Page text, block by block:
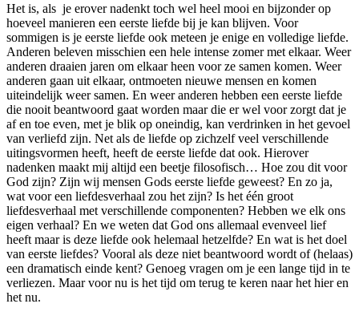
Het is, als je erover nadenkt toch wel heel mooi en bijzonder op
hoeveel manieren een eerste liefde bij je kan blijven. Voor
sommigen is je eerste liefde ook meteen je enige en volledige liefde.
Anderen beleven misschien een hele intense zomer met elkaar. Weer
anderen draaien jaren om elkaar heen voor ze samen komen. Weer
anderen gaan uit elkaar, ontmoeten nieuwe mensen en komen
uiteindelijk weer samen. En weer anderen hebben een eerste liefde
die nooit beantwoord gaat worden maar die er wel voor zorgt dat je
af en toe even, met je blik op oneindig, kan verdrinken in het gevoel
van verliefd zijn. Net als de liefde op zichzelf veel verschillende
uitingsvormen heeft, heeft de eerste liefde dat ook. Hierover
nadenken maakt mij altijd een beetje filosofisch… Hoe zou dit voor
God zijn? Zijn wij mensen Gods eerste liefde geweest? En zo ja,
wat voor een liefdesverhaal zou het zijn? Is het één groot
liefdesverhaal met verschillende componenten? Hebben we elk ons
eigen verhaal? En we weten dat God ons allemaal evenveel lief
heeft maar is deze liefde ook helemaal hetzelfde? En wat is het doel
van eerste liefdes? Vooral als deze niet beantwoord wordt of (helaas)
een dramatisch einde kent? Genoeg vragen om je een lange tijd in te
verliezen. Maar voor nu is het tijd om terug te keren naar het hier en
het nu.